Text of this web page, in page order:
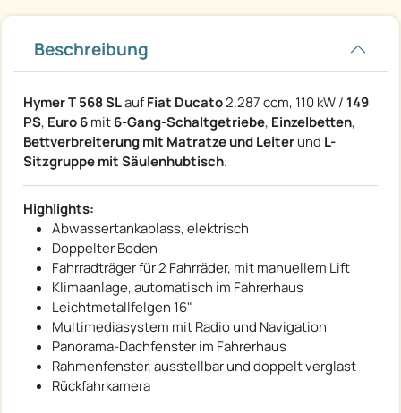
Beschreibung
Hymer T 568 SLaufFiat Ducato2.287 ccm, 110 kW / 149
PS, Euro 6mit6-Gang-Schaltgetriebe, Einzelbetten,
Bettverbreiterung mit Matratze und Leiterund L-
Sitzgruppe mit Säulenhubtisch.
Highlights:
Abwassertankablass, elektrisch
Doppelter Boden
Fahrradträger für 2 Fahrräder, mit manuellem Lift
Klimaanlage, automatisch im Fahrerhaus
Leichtmetallfelgen 16"
Multimediasystem mit Radio und Navigation
Panorama-Dachfenster im Fahrerhaus
Rahmenfenster, ausstellbar und doppelt verglast
Rückfahrkamera